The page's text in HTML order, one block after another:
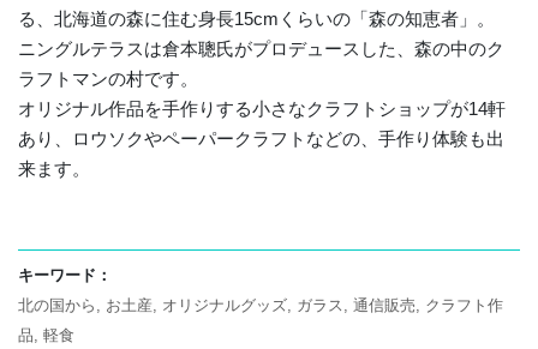
る、北海道の森に住む身長15cmくらいの「森の知恵者」。
ニングルテラスは倉本聰氏がプロデュースした、森の中のク
ラフトマンの村です。
オリジナル作品を手作りする小さなクラフトショップが14軒
あり、ロウソクやペーパークラフトなどの、手作り体験も出
来ます。
キーワード：
北の国から
お土産 オリジナルグッズ ガラス 通信販売
クラフト作
品 軽食